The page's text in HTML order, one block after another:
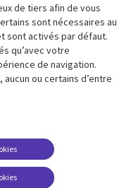
de presse
et
juridiques
FAQ
de tiers afin de vous
sont nécessaires au
sont activés par défaut.
qu’avec votre
de navigation.
ou certains d’entre